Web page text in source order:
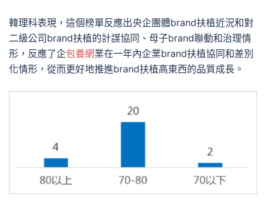
韓理科表現，這個榜單反應出央企團體brand扶植近況和對
二級公司brand扶植的計謀協同、母子brand聯動和治理情
形，反應了企包養網業在一年內企業brand扶植協同和差別
化情形，從而更好地推進brand扶植高東西的品質成長。